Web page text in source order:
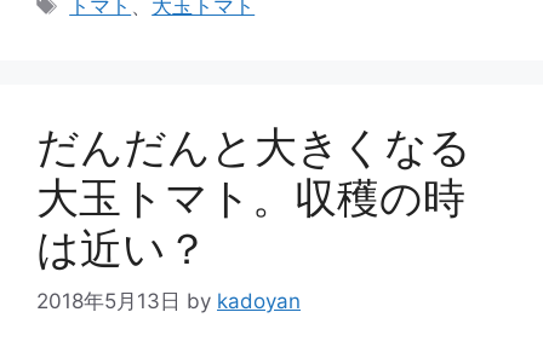
トマト 、 大玉トマト
だんだんと大きくなる
大玉トマト。収穫の時
は近い？
2018年5月13日 by kadoyan